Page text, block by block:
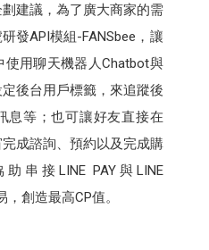
建議，為了廣大商家的需
發API模組-FANSbee，讓
用聊天機器人Chatbot與
後台用戶標籤，來追蹤後
息等；也可讓好友直接在
成諮詢、預約以及完成購
串接LINE PAY與LINE
創造最高CP值。